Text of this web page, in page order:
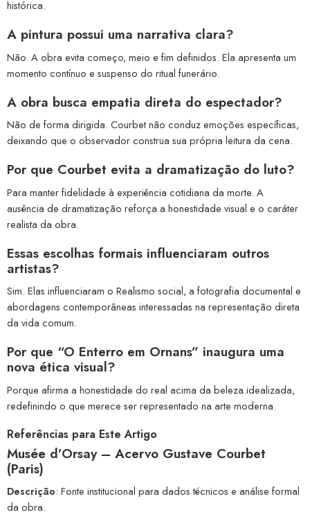
histórica.
A pintura possui uma narrativa clara?
Não. A obra evita começo, meio e fim definidos. Ela apresenta um
momento contínuo e suspenso do ritual funerário.
A obra busca empatia direta do espectador?
Não de forma dirigida. Courbet não conduz emoções específicas,
deixando que o observador construa sua própria leitura da cena.
Por que Courbet evita a dramatização do luto?
Para manter fidelidade à experiência cotidiana da morte. A
ausência de dramatização reforça a honestidade visual e o caráter
realista da obra.
Essas escolhas formais influenciaram outros
artistas?
Sim. Elas influenciaram o Realismo social, a fotografia documental e
abordagens contemporâneas interessadas na representação direta
da vida comum.
Por que “O Enterro em Ornans” inaugura uma
nova ética visual?
Porque afirma a honestidade do real acima da beleza idealizada,
redefinindo o que merece ser representado na arte moderna.
Referências para Este Artigo
Musée d’Orsay – Acervo Gustave Courbet
(Paris)
Descrição: Fonte institucional para dados técnicos e análise formal
da obra.